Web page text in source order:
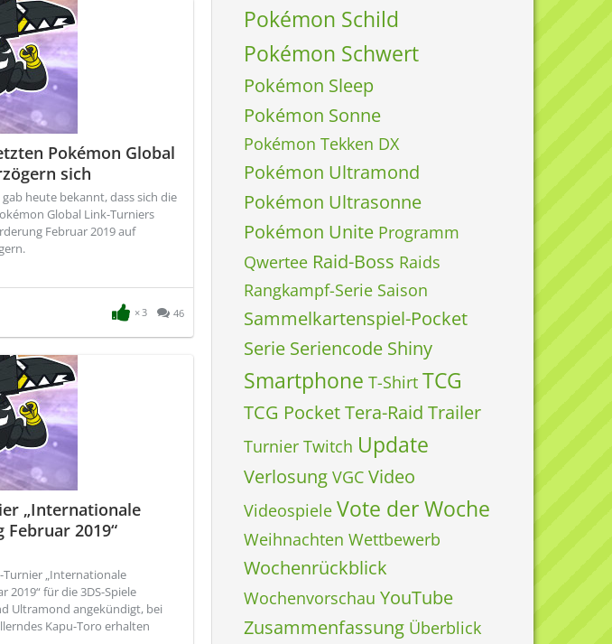
Pokémon Global
sich
heute bekannt, dass sich die
Global Link-Turniers
Februar 2019 auf
3 46
„Internationale
2019“
„Internationale
2019“ für die 3DS-Spiele
Ultramond angekündigt, bei
Kapu-Toro erhalten
Pokémon Schild
Pokémon Schwert
Pokémon Sleep
Pokémon Sonne
Pokémon Tekken DX
Pokémon Ultramond
Pokémon Ultrasonne
Pokémon Unite Programm
Qwertee Raid-Boss Raids
Rangkampf-Serie Saison
Sammelkartenspiel-Pocket
Serie Seriencode Shiny
Smartphone T-Shirt TCG
TCG PocketTera-Raid Trailer
Turnier Twitch Update
Verlosung VGC Video
Videospiele Vote der Woche
Weihnachten Wettbewerb
Wochenrückblick
Wochenvorschau YouTube
Zusammenfassung Überblick